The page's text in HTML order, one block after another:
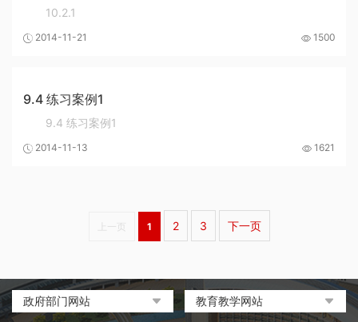
10.2.1
2014-11-21 1500
9.4 练习案例1
9.4 练习案例1
2014-11-13 1621
上一页 1 2 3 下一页
政府部门网站
教育教学网站